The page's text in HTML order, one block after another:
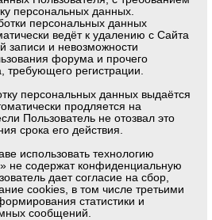
персональных данных.
персональных данных
ведёт к удалению с Сайта
записи и невозможности
форума и прочего
регистрации.
персональных данных выдаётся
продляется на
Пользователь не отозвал это
срока его действия.
использовать технологию
не содержат конфиденциальную
дает согласие на сбор,
cookies, в том числе третьими
статистики и
сообщений.